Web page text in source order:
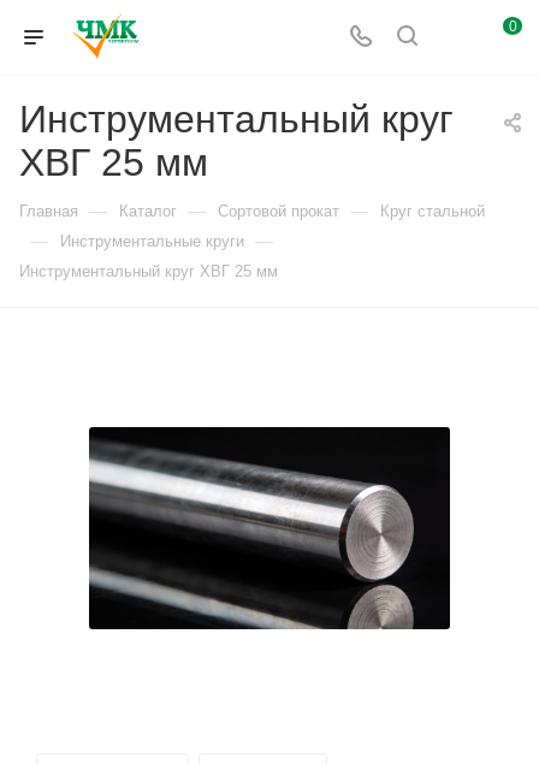
0
Инструментальный круг
ХВГ 25 мм
Главная — Каталог — Сортовой прокат — Круг стальной
— Инструментальные круги —
Инструментальный круг ХВГ 25 мм